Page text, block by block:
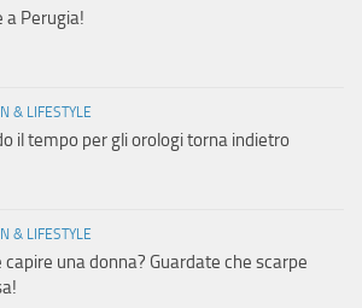
a Perugia!
& LIFESTYLE
il tempo per gli orologi torna indietro
& LIFESTYLE
capire una donna? Guardate che scarpe